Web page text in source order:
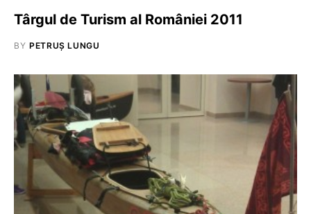
Târgul de Turism al României 2011
BY PETRUȘ LUNGU